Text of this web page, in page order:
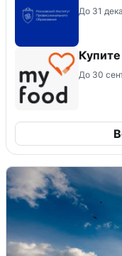
До 31
До 30